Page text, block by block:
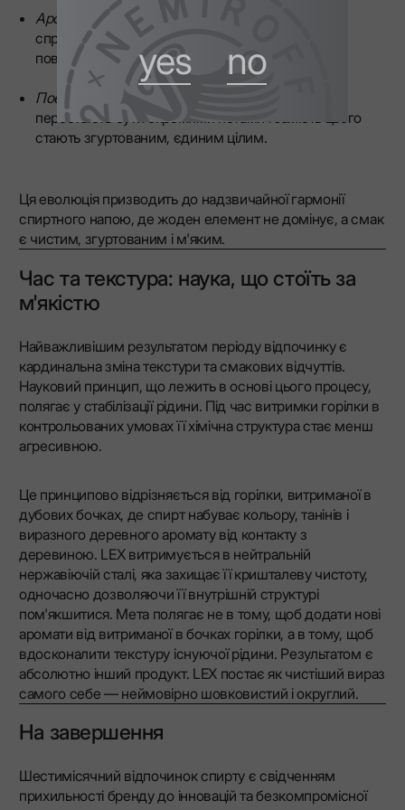
yes no
Ароматична інтеграція
сприяють «гострому» алкогольному присмаку,
повільно розсіюються або інтегруються.
Поєднання смаків
перестають бути окремими нотами і замість цього
стають згуртованим, єдиним цілим.
Ця еволюція призводить до надзвичайної гармонії
спиртного напою, де жоден елемент не домінує, а смак
є чистим, згуртованим і м'яким.
Час та текстура: наука, що стоїть за
м'якістю
Найважливішим результатом періоду відпочинку є
кардинальна зміна текстури та смакових відчуттів.
Науковий принцип, що лежить в основі цього процесу,
полягає у стабілізації рідини. Під час витримки горілки в
контрольованих умовах її хімічна структура стає менш
агресивною.
Це принципово відрізняється від горілки, витриманої в
дубових бочках, де спирт набуває кольору, танінів і
виразного деревного аромату від контакту з
деревиною. LEX витримується в нейтральній
нержавіючій сталі, яка захищає її кришталеву чистоту,
одночасно дозволяючи її внутрішній структурі
пом'якшитися. Мета полягає не в тому, щоб додати нові
аромати від витриманої в бочках горілки, а в тому, щоб
вдосконалити текстуру існуючої рідини. Результатом є
абсолютно інший продукт. LEX постає як чистіший вираз
самого себе — неймовірно шовковистий і округлий.
На завершення
Шестимісячний відпочинок спирту є свідченням
прихильності бренду до інновацій та безкомпромісної